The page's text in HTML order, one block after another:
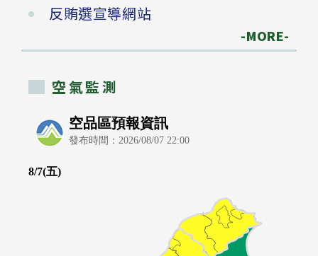
反賄選宣導網站
-MORE-
空氣監測